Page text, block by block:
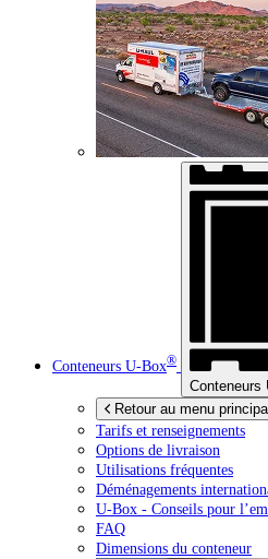
Conteneurs U-Box®
Conteneurs
Retour au menu
Tarifs et renseignements
Options de livraison
Utilisations fréquentes
Déménagements
U-Box - Conseils pour
FAQ
Dimensions du conteneur